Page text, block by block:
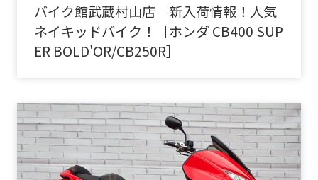
バイク館武蔵村山店 新入荷情報！人気
ネイキッドバイク！［ホンダ CB400 SUP
ER BOLD'OR/CB250R］